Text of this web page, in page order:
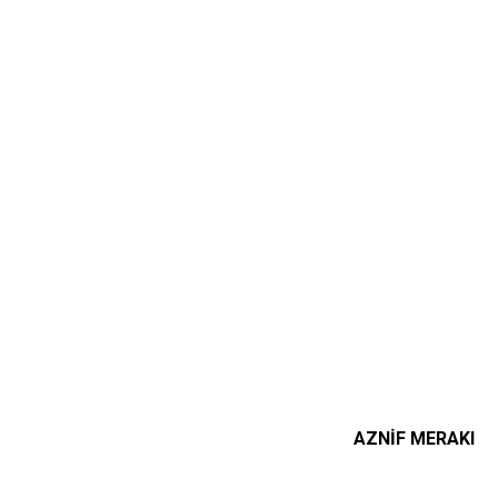
AZNİF MERAKI